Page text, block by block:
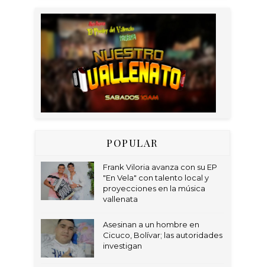
POPULAR
Frank Viloria avanza con su EP
"En Vela" con talento local y
proyecciones en la música
vallenata
Asesinan a un hombre en
Cicuco, Bolívar; las autoridades
investigan